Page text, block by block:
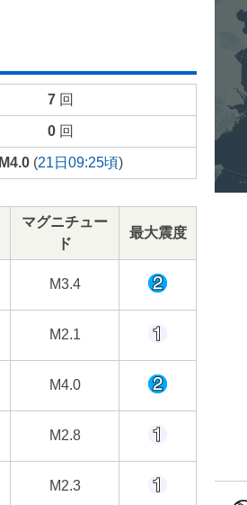
7回
0回
M4.0(21日09:25頃)
マグニチュー
ド
最大震度
M3.4
M2.1
M4.0
M2.8
M2.3